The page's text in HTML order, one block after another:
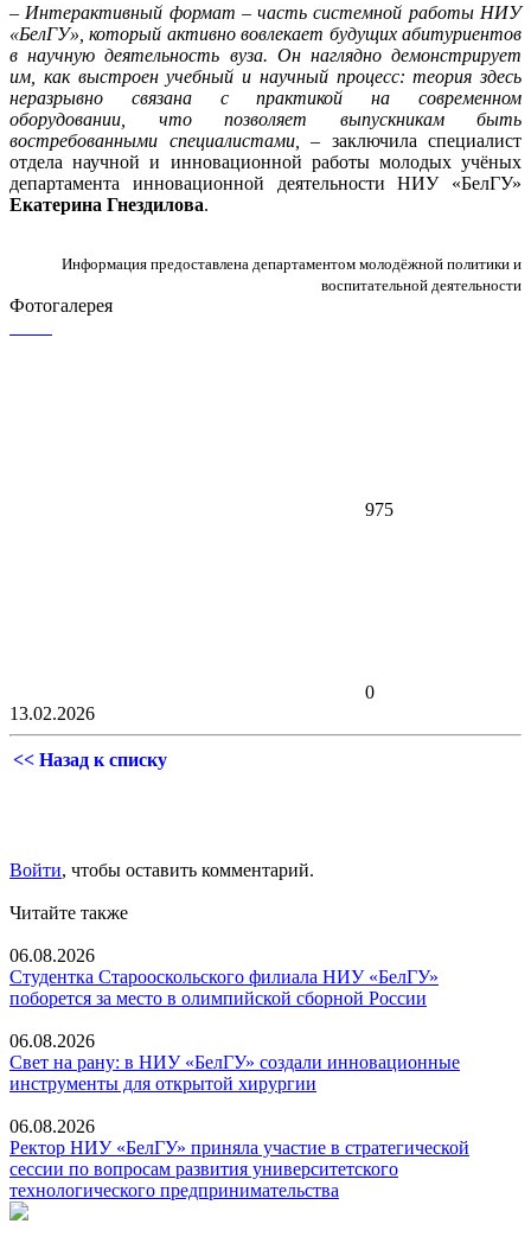
– Интерактивный формат – часть системной работы НИУ
«БелГУ», который активно вовлекает будущих абитуриентов
в научную деятельность вуза. Он наглядно демонстрирует
им, как выстроен учебный и научный процесс: теория здесь
неразрывно связана с практикой на современном
оборудовании, что позволяет выпускникам быть
востребованными специалистами,
– заключила специалист
отдела научной и инновационной работы молодых учёных
департамента инновационной деятельности НИУ «БелГУ»
Екатерина Гнездилова.
Информация предоставлена департаментом молодёжной политики и
воспитательной деятельности
Фотогалерея
975
0
13.02.2026
<< Назад к списку
Войти, чтобы оставить комментарий.
Читайте также
06.08.2026
Студентка Старооскольского филиала НИУ «БелГУ»
поборется за место в олимпийской сборной России
06.08.2026
Свет на рану: в НИУ «БелГУ» создали инновационные
инструменты для открытой хирургии
06.08.2026
Ректор НИУ «БелГУ» приняла участие в стратегической
сессии по вопросам развития университетского
технологического предпринимательства